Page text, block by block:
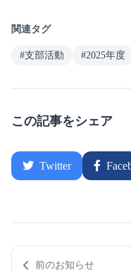
関連タグ
#支部活動 #2025年度
この記事をシェア
Twitter
前のお知らせ